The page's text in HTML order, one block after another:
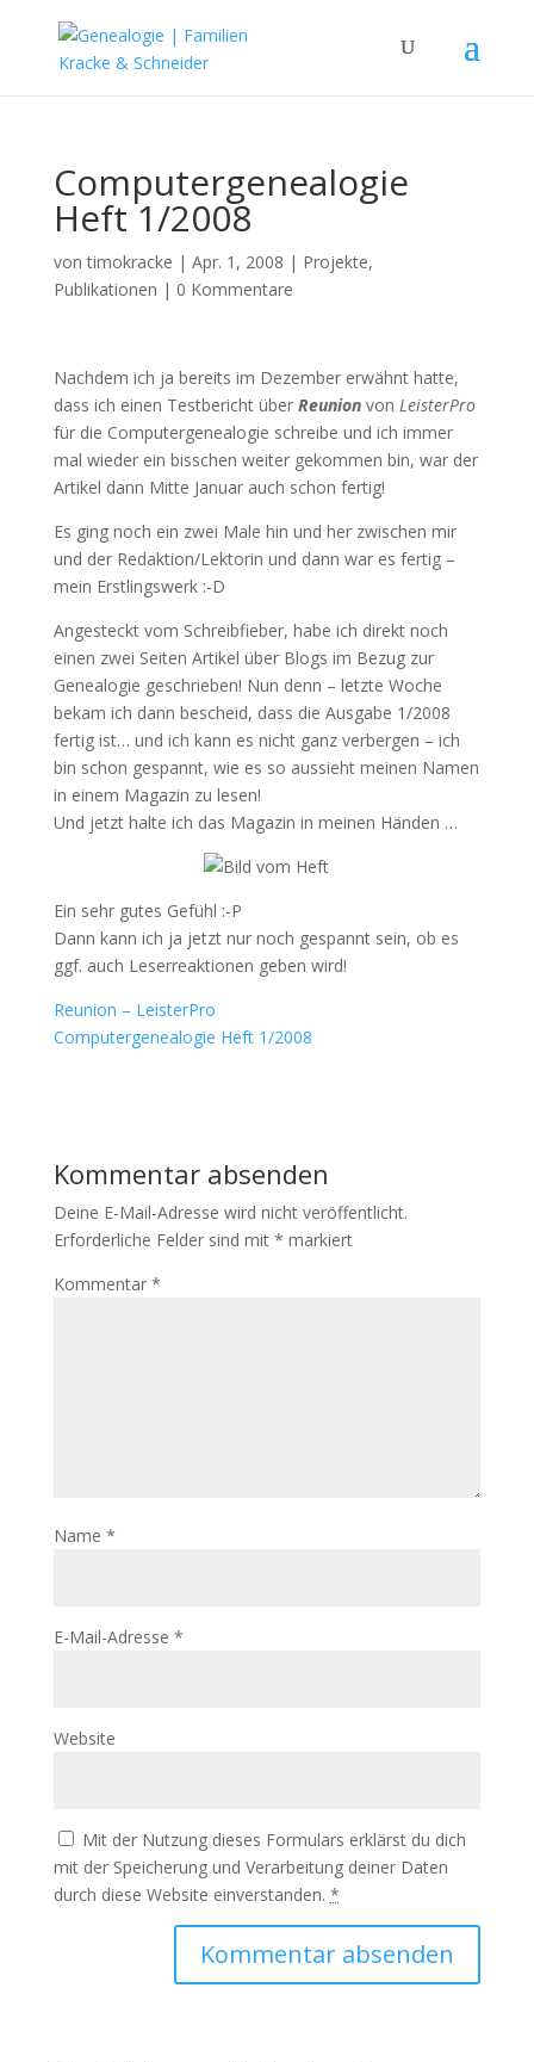
Computergenealogie
Heft 1/2008
vontimokracke | Apr. 1, 2008 | Projekte,
Publikationen | 0 Kommentare
Nachdem ich ja bereits im Dezember erwähnt hatte,
dass ich einen Testbericht über Reunionvon LeisterPro
für die Computergenealogie schreibe und ich immer
mal wieder ein bisschen weiter gekommen bin, war der
Artikel dann Mitte Januar auch schon fertig!
Es ging noch ein zwei Male hin und her zwischen mir
und der Redaktion/Lektorin und dann war es fertig –
mein Erstlingswerk :-D
Angesteckt vom Schreibfieber, habe ich direkt noch
einen zwei Seiten Artikel über Blogs im Bezug zur
Genealogie geschrieben! Nun denn – letzte Woche
bekam ich dann bescheid, dass die Ausgabe 1/2008
fertig ist… und ich kann es nicht ganz verbergen – ich
bin schon gespannt, wie es so aussieht meinen Namen
in einem Magazin zu lesen!
Und jetzt halte ich das Magazin in meinen Händen …
Ein sehr gutes Gefühl :-P
Dann kann ich ja jetzt nur noch gespannt sein, ob es
ggf. auch Leserreaktionen geben wird!
Reunion – LeisterPro
Computergenealogie Heft 1/2008
Kommentar absenden
Deine E-Mail-Adresse wird nicht veröffentlicht.
Erforderliche Felder sind mit * markiert
Kommentar *
Name *
E-Mail-Adresse *
Website
Mit der Nutzung dieses Formulars erklärst du dich
mit der Speicherung und Verarbeitung deiner Daten
durch diese Website einverstanden. *